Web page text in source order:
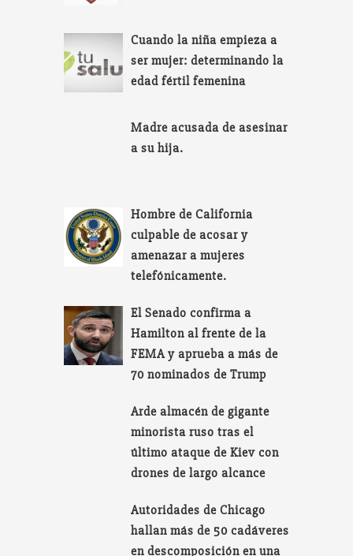
Cuando la niña empieza a
ser mujer: determinando la
edad fértil femenina
Madre acusada de asesinar
a su hija.
Hombre de California
culpable de acosar y
amenazar a mujeres
telefónicamente.
El Senado confirma a
Hamilton al frente de la
FEMA y aprueba a más de
70 nominados de Trump
Arde almacén de gigante
minorista ruso tras el
último ataque de Kiev con
drones de largo alcance
Autoridades de Chicago
hallan más de 50 cadáveres
en descomposición en una